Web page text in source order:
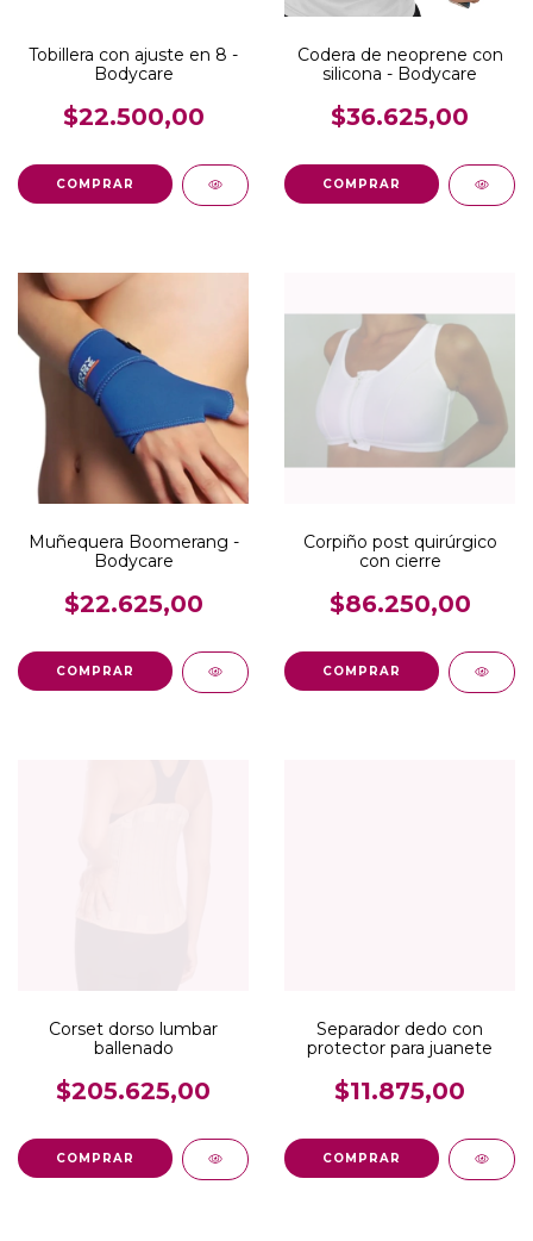
Tobillera con ajuste en 8 -
Bodycare
$22.500,00
COMPRAR
Codera de neoprene con
silicona - Bodycare
$36.625,00
COMPRAR
Muñequera Boomerang -
Bodycare
$22.625,00
COMPRAR
Corpiño post quirúrgico
con cierre
$86.250,00
COMPRAR
Corset dorso lumbar
ballenado
$205.625,00
COMPRAR
Separador dedo con
protector para juanete
$11.875,00